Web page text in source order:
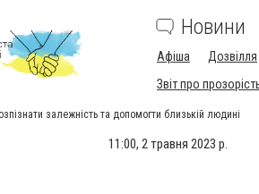
Новини
Афіша Дозвілля
Звіт про
залежність та допомогти близькій людині
11:00, 2травня 2023 р.